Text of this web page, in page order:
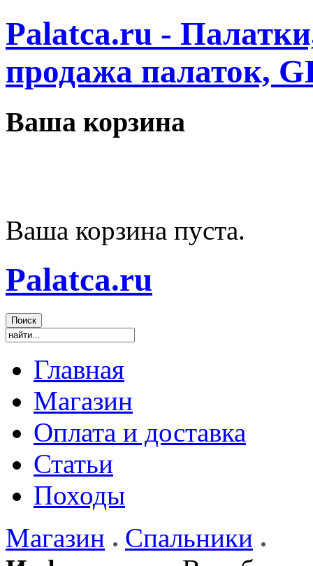
Palatca.ru -
продажа палаток,
Ваша корзина
Ваша корзина пуста.
Palatca.ru
Главная
Магазин
Оплата и доставка
Статьи
Походы
Магазин
Спальники